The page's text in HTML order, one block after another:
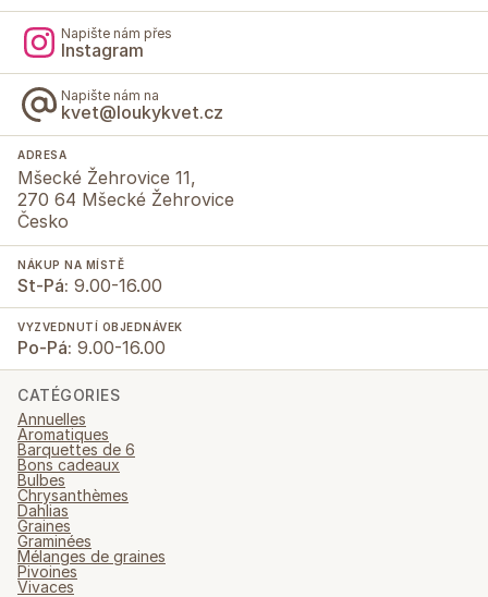
Napište nám přes
Instagram
Napište nám na
kvet@loukykvet.cz
ADRESA
Mšecké Žehrovice 11,
270 64 Mšecké Žehrovice
Česko
NÁKUP NA MÍSTĚ
St-Pá: 9.00-16.00
VYZVEDNUTÍ OBJEDNÁVEK
Po-Pá: 9.00-16.00
CATÉGORIES
Annuelles
Aromatiques
Barquettes de 6
Bons cadeaux
Bulbes
Chrysanthèmes
Dahlias
Graines
Graminées
Mélanges de graines
Pivoines
Vivaces